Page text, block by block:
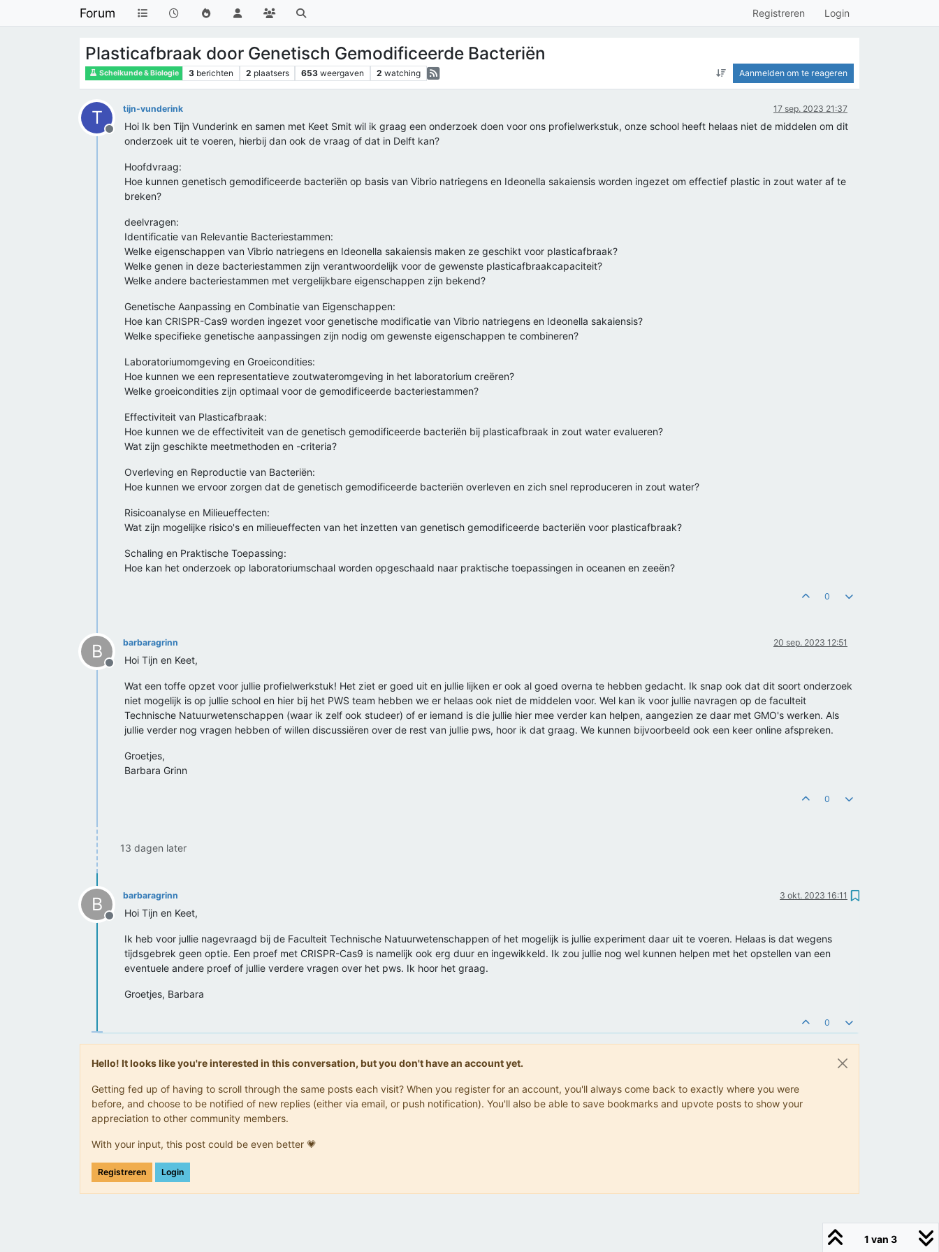
Forum Registreren Login
Plasticafbraak door Genetisch Gemodificeerde Bacteriën
Scheikunde & Biologie 3 berichten 2 plaatsers 653 weergaven 2 watching Aanmelden om te reageren
T
Offline
tijn-vunderink 17 sep. 2023 21:37
Hoi Ik ben Tijn Vunderink en samen met Keet Smit wil ik graag een onderzoek doen voor ons profielwerkstuk, onze school heeft helaas niet de middelen om dit
onderzoek uit te voeren, hierbij dan ook de vraag of dat in Delft kan?
Hoofdvraag:
Hoe kunnen genetisch gemodificeerde bacteriën op basis van Vibrio natriegens en Ideonella sakaiensis worden ingezet om effectief plastic in zout water af te
breken?
deelvragen:
Identificatie van Relevantie Bacteriestammen:
Welke eigenschappen van Vibrio natriegens en Ideonella sakaiensis maken ze geschikt voor plasticafbraak?
Welke genen in deze bacteriestammen zijn verantwoordelijk voor de gewenste plasticafbraakcapaciteit?
Welke andere bacteriestammen met vergelijkbare eigenschappen zijn bekend?
Genetische Aanpassing en Combinatie van Eigenschappen:
Hoe kan CRISPR-Cas9 worden ingezet voor genetische modificatie van Vibrio natriegens en Ideonella sakaiensis?
Welke specifieke genetische aanpassingen zijn nodig om gewenste eigenschappen te combineren?
Laboratoriumomgeving en Groeicondities:
Hoe kunnen we een representatieve zoutwateromgeving in het laboratorium creëren?
Welke groeicondities zijn optimaal voor de gemodificeerde bacteriestammen?
Effectiviteit van Plasticafbraak:
Hoe kunnen we de effectiviteit van de genetisch gemodificeerde bacteriën bij plasticafbraak in zout water evalueren?
Wat zijn geschikte meetmethoden en -criteria?
Overleving en Reproductie van Bacteriën:
Hoe kunnen we ervoor zorgen dat de genetisch gemodificeerde bacteriën overleven en zich snel reproduceren in zout water?
Risicoanalyse en Milieueffecten:
Wat zijn mogelijke risico's en milieueffecten van het inzetten van genetisch gemodificeerde bacteriën voor plasticafbraak?
Schaling en Praktische Toepassing:
Hoe kan het onderzoek op laboratoriumschaal worden opgeschaald naar praktische toepassingen in oceanen en zeeën?
0
B
Offline
barbaragrinn 20 sep. 2023 12:51
Hoi Tijn en Keet,
Wat een toffe opzet voor jullie profielwerkstuk! Het ziet er goed uit en jullie lijken er ook al goed overna te hebben gedacht. Ik snap ook dat dit soort onderzoek
niet mogelijk is op jullie school en hier bij het PWS team hebben we er helaas ook niet de middelen voor. Wel kan ik voor jullie navragen op de faculteit
Technische Natuurwetenschappen (waar ik zelf ook studeer) of er iemand is die jullie hier mee verder kan helpen, aangezien ze daar met GMO's werken. Als
jullie verder nog vragen hebben of willen discussiëren over de rest van jullie pws, hoor ik dat graag. We kunnen bijvoorbeeld ook een keer online afspreken.
Groetjes,
Barbara Grinn
0
13 dagen later
B
Offline
barbaragrinn 3 okt. 2023 16:11
Hoi Tijn en Keet,
Ik heb voor jullie nagevraagd bij de Faculteit Technische Natuurwetenschappen of het mogelijk is jullie experiment daar uit te voeren. Helaas is dat wegens
tijdsgebrek geen optie. Een proef met CRISPR-Cas9 is namelijk ook erg duur en ingewikkeld. Ik zou jullie nog wel kunnen helpen met het opstellen van een
eventuele andere proef of jullie verdere vragen over het pws. Ik hoor het graag.
Groetjes, Barbara
0
Hello! It looks like you're interested in this conversation, but you don't have an account yet.
Getting fed up of having to scroll through the same posts each visit? When you register for an account, you'll always come back to exactly where you were
before, and choose to be notified of new replies (either via email, or push notification). You'll also be able to save bookmarks and upvote posts to show your
appreciation to other community members.
With your input, this post could be even better 💗
Registreren Login
1 van 3